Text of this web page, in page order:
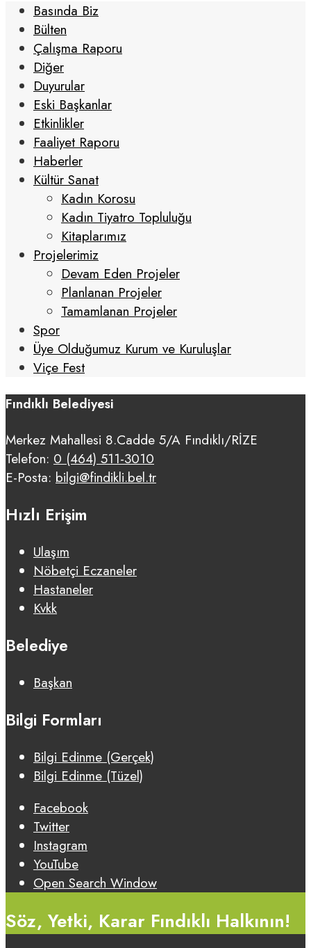
Basında Biz
Bülten
Çalışma Raporu
Diğer
Duyurular
Eski Başkanlar
Etkinlikler
Faaliyet Raporu
Haberler
Kültür Sanat
Kadın Korosu
Kadın Tiyatro Topluluğu
Kitaplarımız
Projelerimiz
Devam Eden Projeler
Planlanan Projeler
Tamamlanan Projeler
Spor
Üye Olduğumuz Kurum ve Kuruluşlar
Viçe Fest
Fındıklı Belediyesi
Merkez Mahallesi 8.Cadde 5/A Fındıklı/RİZE
Telefon: 0 (464) 511-3010
E-Posta: bilgi@findikli.bel.tr
Hızlı Erişim
Ulaşım
Nöbetçi Eczaneler
Hastaneler
Kvkk
Belediye
Başkan
Bilgi Formları
Bilgi Edinme (Gerçek)
Bilgi Edinme (Tüzel)
Facebook
Twitter
Instagram
YouTube
Open Search Window
Söz, Yetki, Karar Fındıklı Halkının!